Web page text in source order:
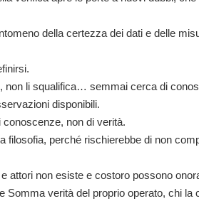
della certezza dei dati e delle
non li squalifica… semmai cerca di
disponibili.
non di verità.
filosofia, perché rischierebbe di non
attori non esiste e costoro possono
Somma verità del proprio operato, chi la